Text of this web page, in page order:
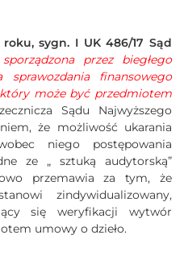
sygn. I UK 486/17 Sąd
przez biegłego
finansowego
może być przedmiotem
Sądu Najwyższego
że możliwość ukarania
niego postępowania
ze „ sztuką audytorską”
przemawia za tym, że
zindywidualizowany,
się weryfikacji wytwór
umowy o dzieło.